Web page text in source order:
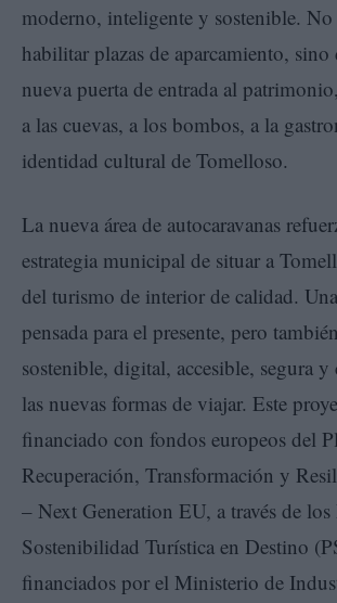
moderno, inteligente y sostenible. No
habilitar plazas de aparcamiento, sino
nueva puerta de entrada al
a las cuevas, a los bombos, a la
identidad cultural de Tomelloso.
La nueva área de autocaravanas
estrategia municipal de situar a
del turismo de interior de calidad.
pensada para el presente, pero
sostenible, digital, accesible, segura y
las nuevas formas de viajar. Este
financiado con fondos europeos del
Recuperación, Transformación y
– Next Generation EU, a través de los
Sostenibilidad Turística en Destino
financiados por el Ministerio de